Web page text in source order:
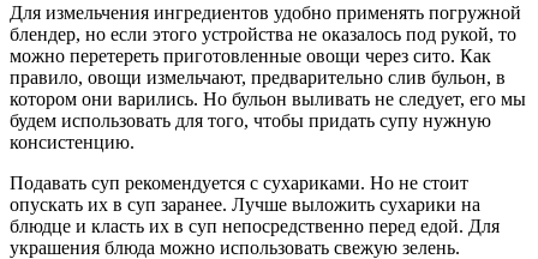
Для измельчения ингредиентов удобно применять погружной
блендер, но если этого устройства не оказалось под рукой, то
можно перетереть приготовленные овощи через сито. Как
правило, овощи измельчают, предварительно слив бульон, в
котором они варились. Но бульон выливать не следует, его мы
будем использовать для того, чтобы придать супу нужную
консистенцию.
Подавать суп рекомендуется с сухариками. Но не стоит
опускать их в суп заранее. Лучше выложить сухарики на
блюдце и класть их в суп непосредственно перед едой. Для
украшения блюда можно использовать свежую зелень.